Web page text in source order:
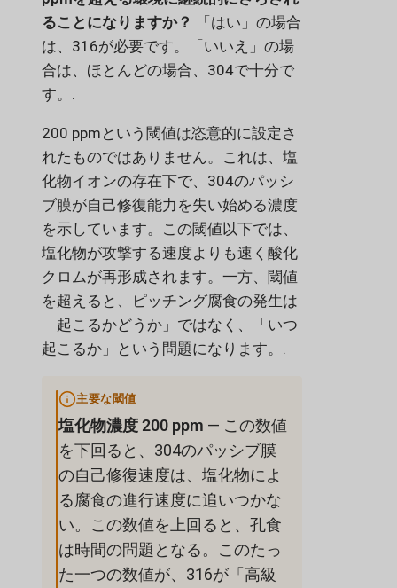
ることになりますか？
「はい」の場合
は、316が必要です。「いいえ」の場
合は、ほとんどの場合、304で十分で
す。.
200 ppmという閾値は恣意的に設定さ
れたものではありません。これは、塩
化物イオンの存在下で、304のパッシ
ブ膜が自己修復能力を失い始める濃度
を示しています。この閾値以下では、
塩化物が攻撃する速度よりも速く酸化
クロムが再形成されます。一方、閾値
を超えると、ピッチング腐食の発生は
「起こるかどうか」ではなく、「いつ
起こるか」という問題になります。.
主要な閾値
塩化物濃度 200 ppm — この数値
を下回ると、304のパッシブ膜
の自己修復速度は、塩化物によ
る腐食の進行速度に追いつかな
い。この数値を上回ると、孔食
は時間の問題となる。このたっ
た一つの数値が、316が「高級